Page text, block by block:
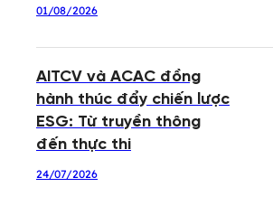
01/08/2026
AITCV và ACAC đồng
hành thúc đẩy chiến lược
ESG: Từ truyền thông
đến thực thi
24/07/2026